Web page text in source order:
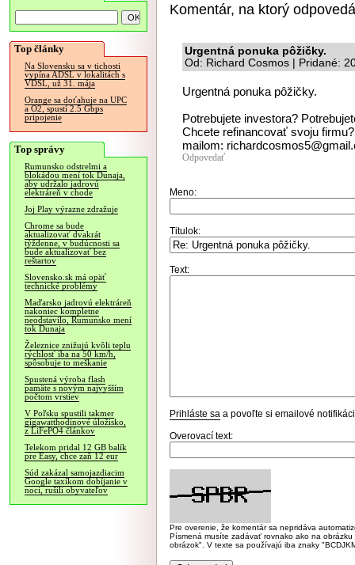
Top články
Na Slovensku sa v tichosti
vypína ADSL v lokalitách s
VDSL, už 31. mája
Orange sa doťahuje na UPC
a O2, spustí 2.5 Gbps
pripojenie
Top správy
Rumunsko odstrelmi a
blokádou mení tok Dunaja,
aby udržalo jadrovú
elektráreň v chode
Joj Play výrazne zdražuje
Chrome sa bude
aktualizovať dvakrát
týždenne, v budúcnosti sa
bude aktualizovať bez
reštartov
Slovensko.sk má opäť
technické problémy
Maďarsko jadrovú elektráreň
nakoniec kompletne
neodstavilo, Rumunsko mení
tok Dunaja
Železnice znižujú kvôli teplu
rýchlosť iba na 50 km/h,
spôsobuje to meškanie
Spustená výroba flash
pamäte s novým najvyšším
počtom vrstiev
V Poľsku spustili takmer
gigawatthodinové úložisko,
z LiFePO4 článkov
Telekom pridal 12 GB balík
pre Easy, chce zaň 12 eur
Súd zakázal samojazdiacim
Google taxíkom dobíjanie v
noci, rušili obyvateľov
Komentár, na ktorý
Urgentná ponuka pôžičky.
Od: Richard Cosmos | Pridané:
Urgentná ponuka pôžičky.
Potrebujete investora?
Chcete refinancovať svoju
mailom:
Odpovedať
Meno:
Titulok:
Text:
Prihláste sa a povoľte si emailové
Overovací text:
Pre overenie, že komentár sa nepridáva
Písmená musíte zadávať rovnako ako na
obrázok". V texte sa používajú iba znaky